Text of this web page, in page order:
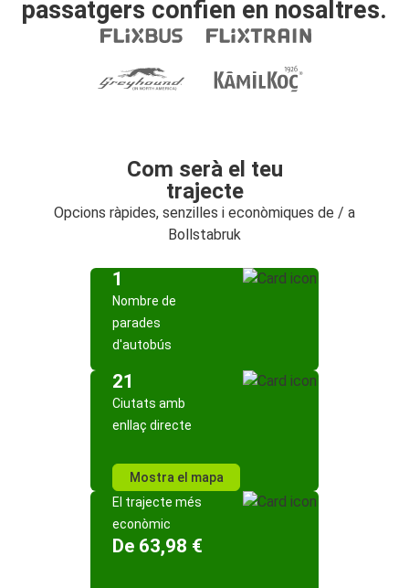
passatgers confien en nosaltres.
Com serà el teu
trajecte
Opcions ràpides, senzilles i econòmiques de / a
Bollstabruk
1
Nombre de
parades
d'autobús
21
Ciutats amb
enllaç directe
Mostra el mapa
El trajecte més
econòmic
De 63,98 €